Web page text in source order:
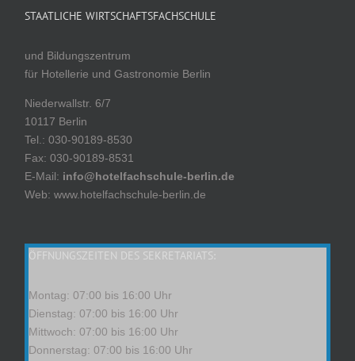
STAATLICHE WIRTSCHAFTSFACHSCHULE
und Bildungszentrum
für Hotellerie und Gastronomie Berlin
Niederwallstr. 6/7
10117 Berlin
Tel.: 030-90189-8530
Fax: 030-90189-8531
E-Mail: info@hotelfachschule-berlin.de
Web: www.hotelfachschule-berlin.de
ÖFFNUNGSZEITEN DES SEKRETARIATS:
Montag: 07:00 bis 16:00 Uhr
Dienstag: 07:00 bis 16:00 Uhr
Mittwoch: 07:00 bis 16:00 Uhr
Donnerstag: 07:00 bis 16:00 Uhr